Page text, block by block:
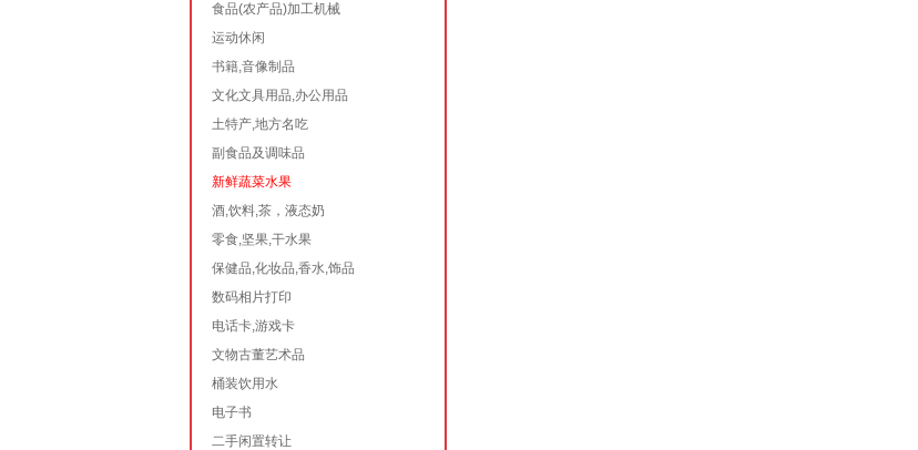
食品(农产品)加工机械
运动休闲
书籍,音像制品
文化文具用品,办公用品
土特产,地方名吃
副食品及调味品
新鲜蔬菜水果
酒,饮料,茶，液态奶
零食,坚果,干水果
保健品,化妆品,香水,饰品
数码相片打印
电话卡,游戏卡
文物古董艺术品
桶装饮用水
电子书
二手闲置转让